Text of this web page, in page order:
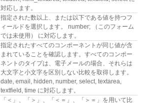
対応します。
指定された数以上、または以下である値を持つフ
ィールドを選択します。 number; （このフォーム
では未使用） に対応します。
指定されたすべてのコンポーネントが同じ値が含
まれていることを確認します。すべてのコンポー
ネントのタイプは、電子メールの場合、それらは
大文字と小文字を区別しない比較を取得します。
date, email, hidden, number, select, textarea,
textfield, time に対応します。
「＜」、「＞」、「＜＝」、「＞＝」を用いて比